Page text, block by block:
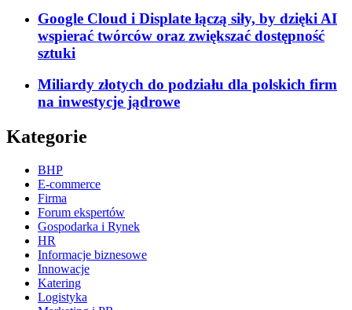
Google Cloud i Displate łączą siły, by dzięki AI
wspierać twórców oraz zwiększać dostępność
sztuki
Miliardy złotych do podziału dla polskich firm
na inwestycje jądrowe
Kategorie
BHP
E-commerce
Firma
Forum ekspertów
Gospodarka i Rynek
HR
Informacje biznesowe
Innowacje
Katering
Logistyka